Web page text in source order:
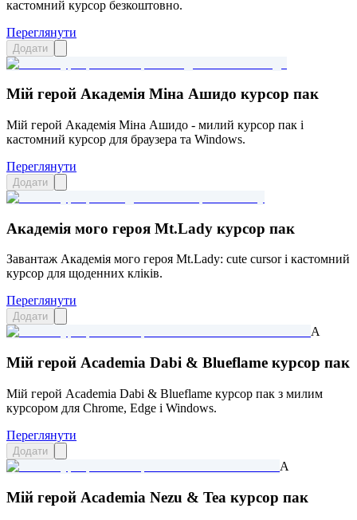
кастомний курсор безкоштовно.
Переглянути
Додати
Мій герой Академія Міна Ашидо курсор пак
Мій герой Академія Міна Ашидо - милий курсор пак і
кастомний курсор для браузера та Windows.
Переглянути
Додати
Академія мого героя Mt.Lady курсор пак
Завантаж Академія мого героя Mt.Lady: cute cursor і кастомний
курсор для щоденних кліків.
Переглянути
Додати
A
Мій герой Academia Dabi & Blueflame курсор пак
Мій герой Academia Dabi & Blueflame курсор пак з милим
курсором для Chrome, Edge і Windows.
Переглянути
Додати
A
Мій герой Academia Nezu & Tea курсор пак